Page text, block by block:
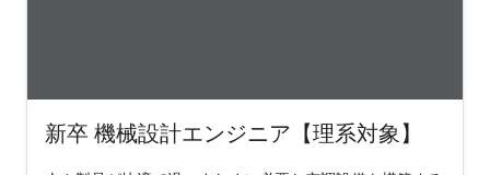
新卒 機械設計エンジニア【理系対象】